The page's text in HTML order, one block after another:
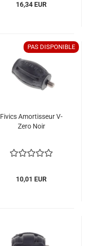
16,34 EUR
PAS DISPONIBLE
Fivics Amortisseur V-
Zero Noir
10,01 EUR